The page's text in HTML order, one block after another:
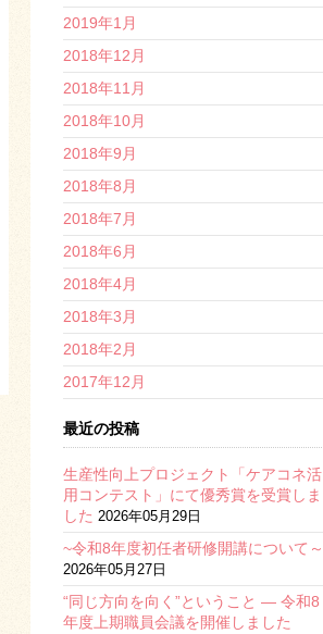
2019年1月
2018年12月
2018年11月
2018年10月
2018年9月
2018年8月
2018年7月
2018年6月
2018年4月
2018年3月
2018年2月
2017年12月
最近の投稿
生産性向上プロジェクト「ケアコネ活
用コンテスト」にて優秀賞を受賞しま
した 2026年05月29日
~令和8年度初任者研修開講について～
2026年05月27日
“同じ方向を向く”ということ ― 令和8
年度上期職員会議を開催しました